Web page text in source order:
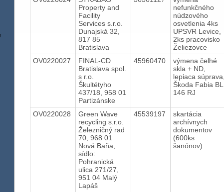
Property and
Facility
Services s.r.o.
Dunajská 32,
817 85
Bratislava
nefunkčného
núdzového
osvetlenia 4ks
UPSVR Levice,
2ks pracovisko
Želiezovce
OV0220027
FINAL-CD
Bratislava spol.
s r.o.
Škultétyho
437/18, 958 01
Partizánske
45960470
výmena čelhé
skla + ND,
lepiaca súprava,
Škoda Fabia BL
146 RJ
OV0220028
Green Wave
recycling s.r.o.
Železničný rad
70, 968 01
Nová Baňa,
sídlo:
Pohranická
ulica 271/27,
951 04 Malý
Lapáš
45539197
skartácia
archívnych
dokumentov
(600ks
šanónov)